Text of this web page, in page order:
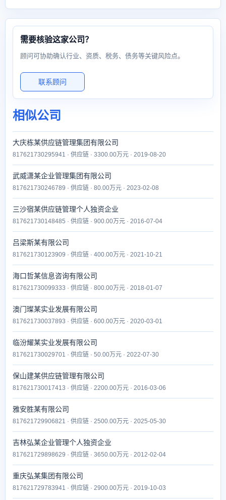
需要核验这家公司？
顾问可协助确认行业、资质、税务、债务等关键风险点。
联系顾问
相似公司
大庆栋某供应链管理集团有限公司
817621730295941 · 供应链 · 3300.00万元 · 2019-08-20
武威潇某企业管理集团有限公司
817621730246789 · 供应链 · 80.00万元 · 2023-02-08
三沙宿某供应链管理个人独资企业
817621730148485 · 供应链 · 900.00万元 · 2016-07-04
吕梁斯某有限公司
817621730123909 · 供应链 · 400.00万元 · 2021-10-21
海口哲某信息咨询有限公司
817621730099333 · 供应链 · 800.00万元 · 2018-01-07
澳门璨某实业发展有限公司
817621730037893 · 供应链 · 600.00万元 · 2020-03-01
临汾耀某实业发展有限公司
817621730029701 · 供应链 · 50.00万元 · 2022-07-30
保山建某供应链管理有限公司
817621730017413 · 供应链 · 2200.00万元 · 2016-03-06
雅安胜某有限公司
817621729906821 · 供应链 · 2500.00万元 · 2025-05-30
吉林弘某企业管理个人独资企业
817621729898629 · 供应链 · 3650.00万元 · 2012-02-04
重庆弘某集团有限公司
817621729783941 · 供应链 · 2900.00万元 · 2019-10-03